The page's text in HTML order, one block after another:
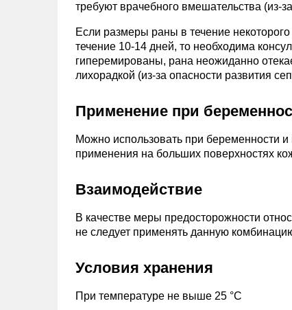
требуют врачебного вмешательства (из-
Если размеры раны в течение
течение 10-14 дней, то необходима
гиперемированы, рана неожиданно
лихорадкой (из-за опасности развития
Применение при
Можно использовать при беременности и
применения на больших поверхностях
Взаимодействие
В качестве меры предосторожности
не следует применять данную
Условия хранения
При температуре не выше 25 °С